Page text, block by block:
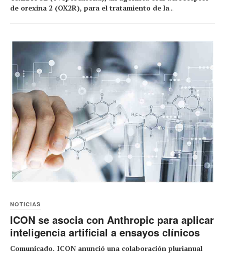
de orexina 2 (OX2R), para el tratamiento de la...
NOTICIAS
ICON se asocia con Anthropic para aplicar
inteligencia artificial a ensayos clínicos
Comunicado. ICON anunció una colaboración plurianual